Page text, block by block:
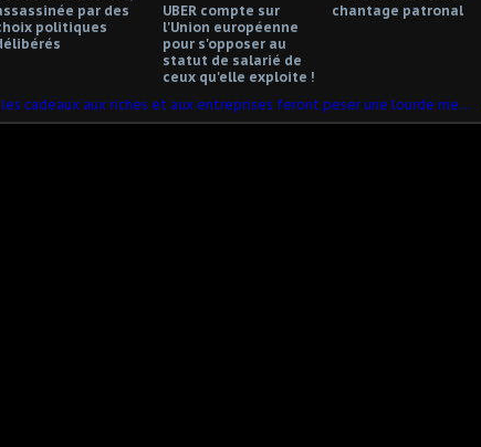
par des
politiques
UBER compte sur
l'Union européenne
pour s'opposer au
statut de salarié de
ceux qu'elle exploite !
chantage patronal
En 2019, les cadeaux aux riches et aux entreprises feront peser une lourde menace sur le modèle social français